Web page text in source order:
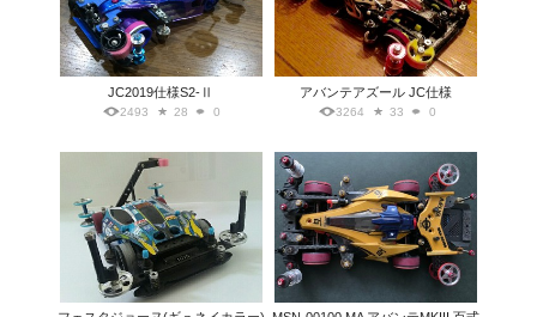
JC2019仕様S2-Ⅱ
2493 28 0
アバンテアズール JC仕様
3264 33 0